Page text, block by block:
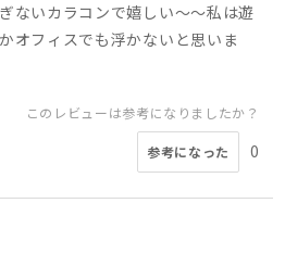
ないカラコンで嬉しい～～私は遊
オフィスでも浮かないと思いま
このレビューは参考になりましたか？
参考になった 0